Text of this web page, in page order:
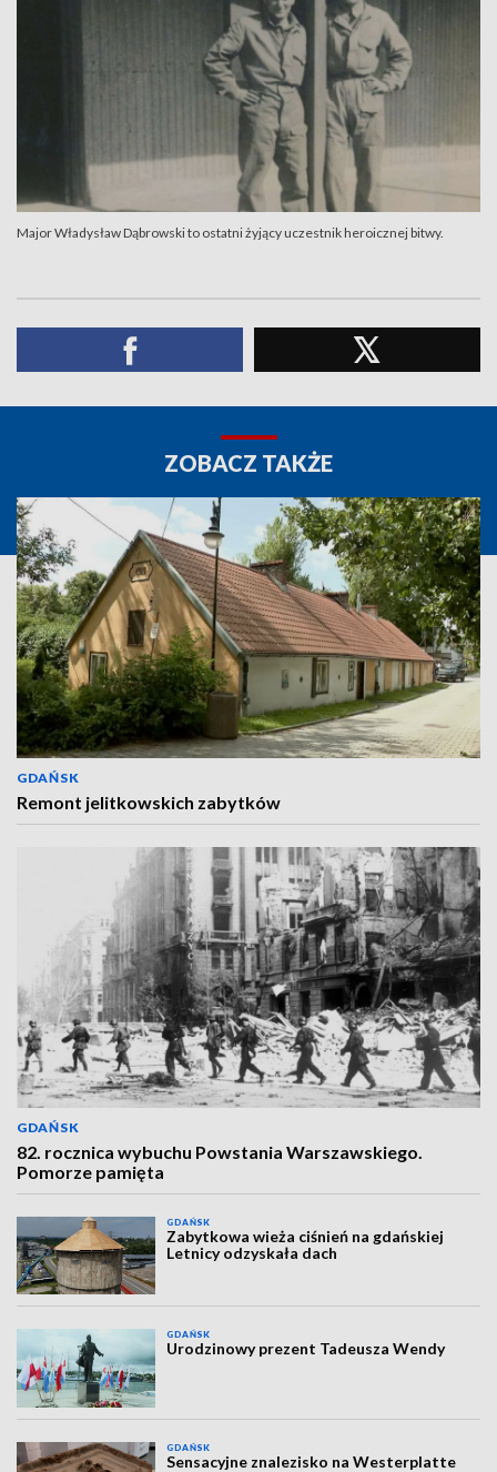
Major Władysław Dąbrowski to ostatni żyjący uczestnik heroicznej bitwy.
ZOBACZ TAKŻE
GDAŃSK
Remont jelitkowskich zabytków
GDAŃSK
82. rocznica wybuchu Powstania Warszawskiego.
Pomorze pamięta
GDAŃSK
Zabytkowa wieża ciśnień na gdańskiej
Letnicy odzyskała dach
GDAŃSK
Urodzinowy prezent Tadeusza Wendy
GDAŃSK
Sensacyjne znalezisko na Westerplatte